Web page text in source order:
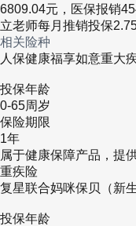
们的覆盖情况：
6809.04元，医保报销
立老师每月推销投保
相关险种
人保健康福享如意重大
投保年龄
0-65周岁
保险期限
1年
属于健康保障产品，提
重疾险
复星联合妈咪保贝（新
投保年龄